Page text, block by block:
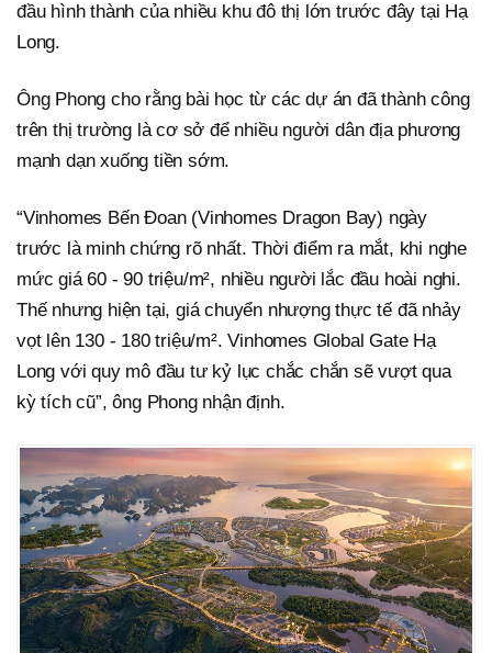
đầu hình thành của nhiều khu đô thị lớn trước đây tại Hạ
Long.
Ông Phong cho rằng bài học từ các dự án đã thành công
trên thị trường là cơ sở để nhiều người dân địa phương
mạnh dạn xuống tiền sớm.
“Vinhomes Bến Đoan (Vinhomes Dragon Bay) ngày
trước là minh chứng rõ nhất. Thời điểm ra mắt, khi nghe
mức giá 60 - 90 triệu/m², nhiều người lắc đầu hoài nghi.
Thế nhưng hiện tại, giá chuyển nhượng thực tế đã nhảy
vọt lên 130 - 180 triệu/m². Vinhomes Global Gate Hạ
Long với quy mô đầu tư kỷ lục chắc chắn sẽ vượt qua
kỳ tích cũ”, ông Phong nhận định.